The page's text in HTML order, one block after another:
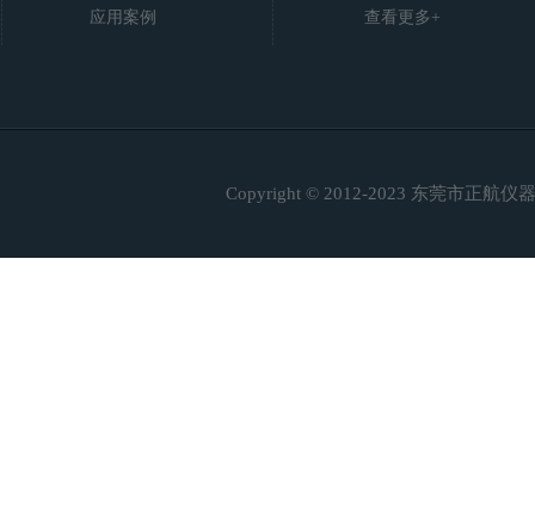
应用案例
查看更多+
Copyright © 2012-2023 东莞市正航仪